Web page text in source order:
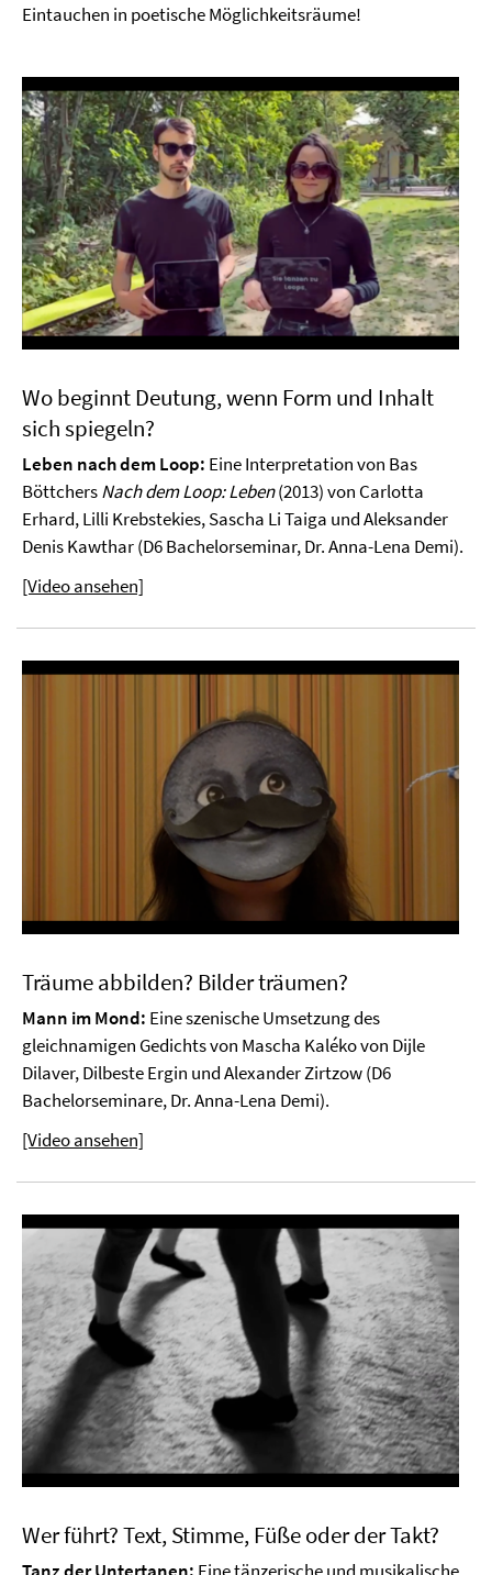
Eintauchen in poetische Möglichkeitsräume!
Wo beginnt Deutung, wenn Form und Inhalt
sich spiegeln?
Leben nach dem Loop: Eine Interpretation von Bas
BöttchersNach dem Loop: Leben(2013) von Carlotta
Erhard, Lilli Krebstekies, Sascha Li Taiga und Aleksander
Denis Kawthar (D6 Bachelorseminar, Dr. Anna-Lena Demi).
[Video ansehen]
Träume abbilden? Bilder träumen?
Mann im Mond: Eine szenische Umsetzung des
gleichnamigen Gedichts von Mascha Kaléko von Dijle
Dilaver, Dilbeste Ergin und Alexander Zirtzow (D6
Bachelorseminare, Dr. Anna-Lena Demi).
[Video ansehen]
Wer führt? Text, Stimme, Füße oder der Takt?